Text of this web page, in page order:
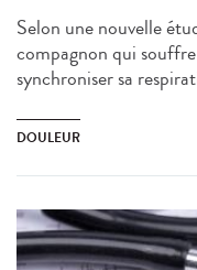
Selon une nouvelle
compagnon qui
synchroniser sa
DOULEUR